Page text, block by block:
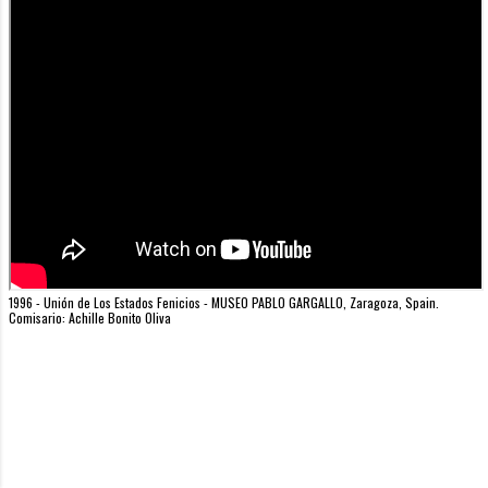
1996 - Unión de Los Estados Fenicios - MUSEO PABLO GARGALLO, Zaragoza, Spain.
Comisario: Achille Bonito Oliva